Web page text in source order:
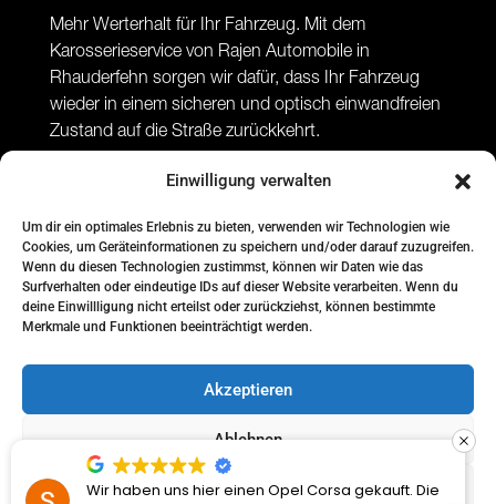
Einwilligung verwalten
Um dir ein optimales Erlebnis zu bieten, verwenden wir Technologien wie
Cookies, um Geräteinformationen zu speichern und/oder darauf zuzugreifen.
Wenn du diesen Technologien zustimmst, können wir Daten wie das
Surfverhalten oder eindeutige IDs auf dieser Website verarbeiten. Wenn du
deine Einwillligung nicht erteilst oder zurückziehst, können bestimmte
Merkmale und Funktionen beeinträchtigt werden.
Akzeptieren
Ablehnen
Einstellungen ansehen
Mehr Werterhalt für Ihr Fahrzeug. Mit dem
Karosserieservice von Rajen Automobile in
Rhauderfehn sorgen wir dafür, dass Ihr Fahrzeug
wieder in einem sicheren und optisch einwandfreien
Zustand auf die Straße zurückkehrt.
Wir haben uns hier einen Opel Corsa gekauft. Die